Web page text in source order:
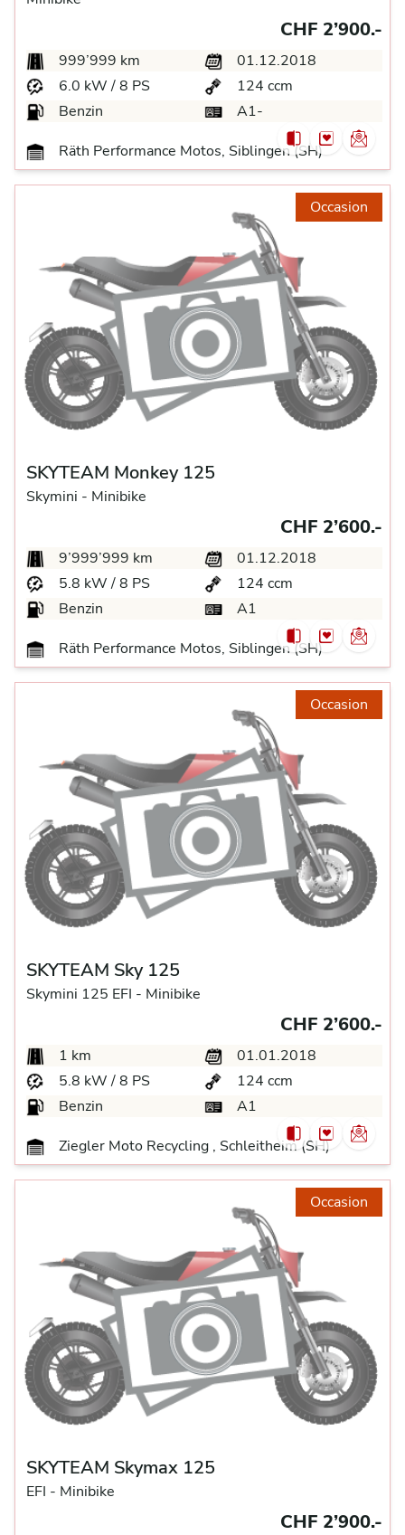
CHF 2’900.-
999’999 km
01.12.2018
6.0 kW / 8 PS
124 ccm
Benzin
A1-
Räth Performance Motos, Siblingen (SH)
Occasion
SKYTEAM Monkey 125
Skymini - Minibike
CHF 2’600.-
9’999’999 km
01.12.2018
5.8 kW / 8 PS
124 ccm
Benzin
A1
Räth Performance Motos, Siblingen (SH)
Occasion
SKYTEAM Sky 125
Skymini 125 EFI - Minibike
CHF 2’600.-
1 km
01.01.2018
5.8 kW / 8 PS
124 ccm
Benzin
A1
Ziegler Moto Recycling , Schleitheim (SH)
Occasion
SKYTEAM Skymax 125
EFI - Minibike
CHF 2’900.-